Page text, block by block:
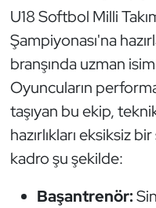
U18 Softbol Milli
Şampiyonası'na
branşında uzman
Oyuncuların
taşıyan bu ekip,
hazırlıkları eksiksiz
kadro şu şekilde:
Başantrenör:
Tekvando
Tenis
Voleybol